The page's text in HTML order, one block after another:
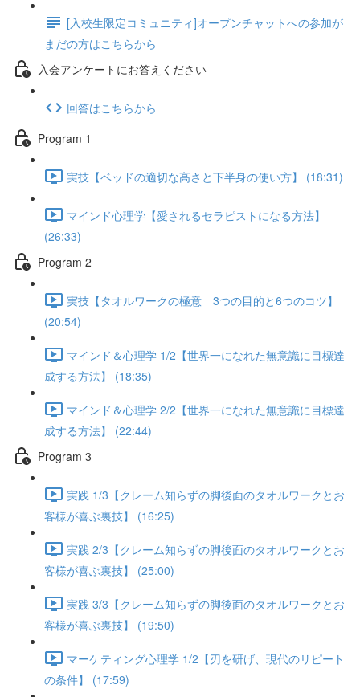
[入校生限定コミュニティ]オープンチャットへの参加が
まだの方はこちらから
入会アンケートにお答えください
回答はこちらから
Program 1
実技【ベッドの適切な高さと下半身の使い方】 (18:31)
マインド心理学【愛されるセラピストになる方法】
(26:33)
Program 2
実技【タオルワークの極意 3つの目的と6つのコツ】
(20:54)
マインド＆心理学 1/2【世界一になれた無意識に目標達
成する方法】 (18:35)
マインド＆心理学 2/2【世界一になれた無意識に目標達
成する方法】 (22:44)
Program 3
実践 1/3【クレーム知らずの脚後面のタオルワークとお
客様が喜ぶ裏技】 (16:25)
実践 2/3【クレーム知らずの脚後面のタオルワークとお
客様が喜ぶ裏技】 (25:00)
実践 3/3【クレーム知らずの脚後面のタオルワークとお
客様が喜ぶ裏技】 (19:50)
マーケティング心理学 1/2【刃を研げ、現代のリピート
の条件】 (17:59)